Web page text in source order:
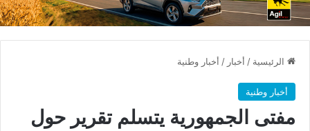
الرئيسية / أخبار / أخبار وطنية
أخبار وطنية
مفتى الجمهورية يتسلم تقرير حول